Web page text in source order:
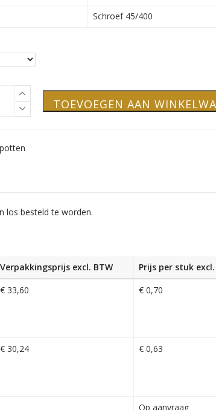
Schroef 45/400
TOEVOEGEN AAN
los besteld te worden.
Verpakkingsprijs excl. BTW
Prijs per stuk excl.
€ 33,60 € 0,70
€ 30,24 € 0,63
Op aanvraag